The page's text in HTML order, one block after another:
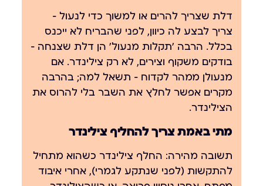
דלת שצריך להרים או למשוך כדי לנעול —
צריך לבצע לה כיוון, לפני שהבריח לא ייכנס
בכלל. הרבה 'תקלות מנעול' הן דלת שצנחה —
בודקים משקוף וצירים, לא רק צילינדר. אם
מנעולן ממהר לקדוח — תשאל למה; בהרבה
מקרים אפשר לחלץ את השבר בלי להרוס את
הצילינדר.
מתי באמת צריך להחליף צילינדר
תשובה מהירה: החלף צילינדר כשהוא מתחיל
להתקשות (לפני שנתקע לגמרי), אחרי איבוד